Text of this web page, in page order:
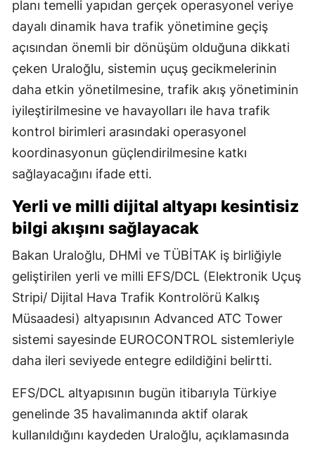
planı temelli yapıdan gerçek operasyonel veriye
dayalı dinamik hava trafik yönetimine geçiş
açısından önemli bir dönüşüm olduğuna dikkati
çeken Uraloğlu, sistemin uçuş gecikmelerinin
daha etkin yönetilmesine, trafik akış yönetiminin
iyileştirilmesine ve havayolları ile hava trafik
kontrol birimleri arasındaki operasyonel
koordinasyonun güçlendirilmesine katkı
sağlayacağını ifade etti.
Yerli ve milli dijital altyapı kesintisiz
bilgi akışını sağlayacak
Bakan Uraloğlu, DHMİ ve TÜBİTAK iş birliğiyle
geliştirilen yerli ve milli EFS/DCL (Elektronik Uçuş
Stripi/ Dijital Hava Trafik Kontrolörü Kalkış
Müsaadesi) altyapısının Advanced ATC Tower
sistemi sayesinde EUROCONTROL sistemleriyle
daha ileri seviyede entegre edildiğini belirtti.
EFS/DCL altyapısının bugün itibarıyla Türkiye
genelinde 35 havalimanında aktif olarak
kullanıldığını kaydeden Uraloğlu, açıklamasında